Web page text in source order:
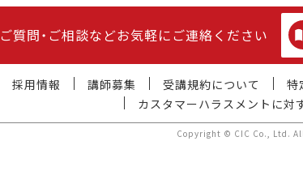
ご質問・ご相談などお気軽にご連絡ください
採用情報 講師募集 受講規約について 特
カスタマーハラスメントに対
Copyright © CIC Co., Ltd.